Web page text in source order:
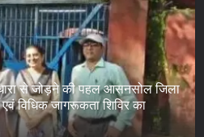
से जोड़ने की पहल आसनसोल जिला
एवं विधिक जागरूकता शिविर का